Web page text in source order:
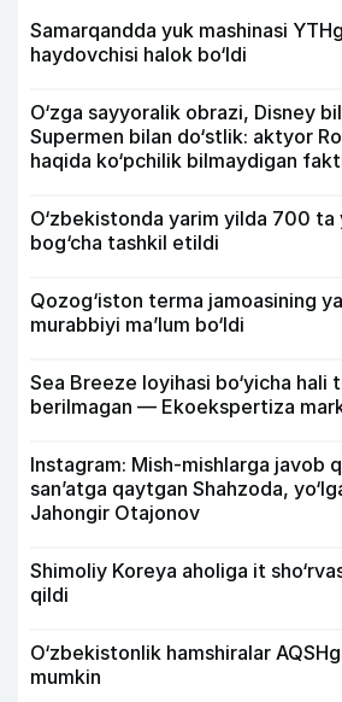
Samarqandda yuk mashinasi
haydovchisi halok bo‘ldi
O‘zga sayyoralik obrazi, Disney
Supermen bilan do‘stlik: aktyor
haqida ko‘pchilik bilmaydigan
O‘zbekistonda yarim yilda 700
bog‘cha tashkil etildi
Qozog‘iston terma jamoasining
murabbiyi ma’lum bo‘ldi
Sea Breeze loyihasi bo‘yicha hali
berilmagan — Ekoekspertiza
Instagram: Mish-mishlarga javob
san’atga qaytgan Shahzoda,
Jahongir Otajonov
Shimoliy Koreya aholiga it
qildi
O‘zbekistonlik hamshiralar
mumkin